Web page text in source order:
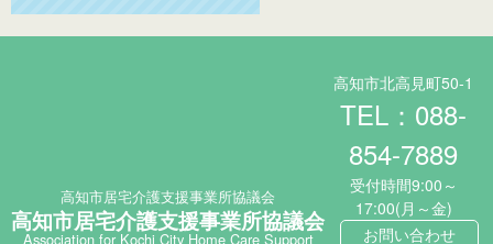
高知市居宅介護支援事業所協議会
高知市居宅介護支援事業所協議会
Association for Kochi City Home Care Support
高知市北高見町50-1
TEL：088-
854-7889
受付時間9:00～
17:00(月～金)
お問い合わせ